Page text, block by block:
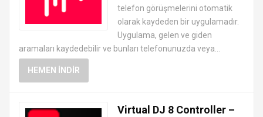
telefon görüşmelerini otomatik
olarak kaydeden bir uygulamadır.
Uygulama, gelen ve giden
aramaları kaydedebilir ve bunları telefonunuzda veya...
HEMEN İNDIR
Virtual DJ 8 Controller –